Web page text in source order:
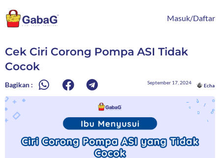
ke
konten
Masuk/Daftar
Cek Ciri Corong Pompa ASI Tidak
Cocok
Bagikan : September 17, 2024
Echa